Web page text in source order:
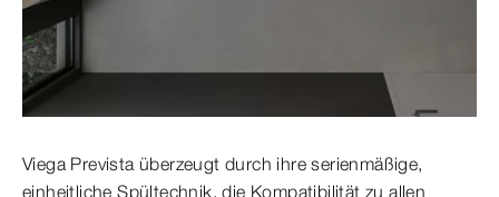
Viega Prevista überzeugt durch ihre serienmäßige,
einheitliche Spültechnik, die Kompatibilität zu allen